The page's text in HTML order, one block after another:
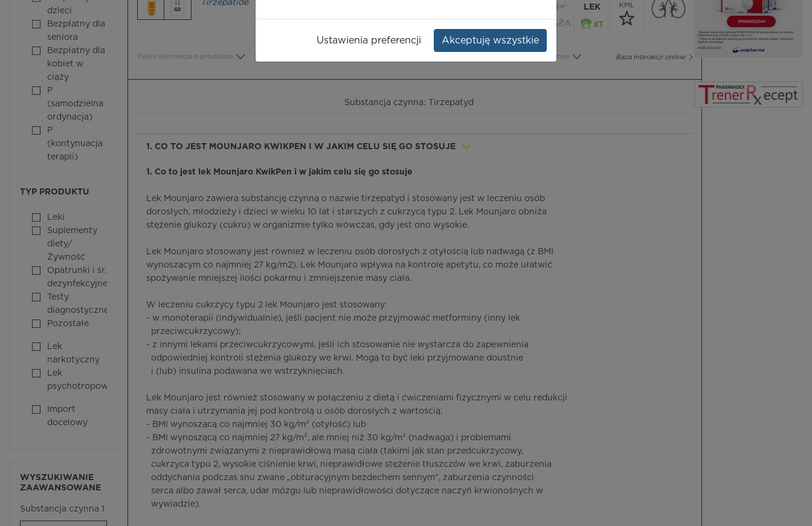
dzieci
Bezpłatny dla
seniora
Bezpłatny dla
kobiet w
ciąży
P
(samodzielna
ordynacja)
P
(kontynuacja
terapii)
TYP PRODUKTU
Leki
Suplementy
diety/
Żywność
Opatrunki i śr.
dezynfekcyjne
Testy
diagnostyczne
Pozostałe
Lek
narkotyczny
Lek
psychotropowy
Import
docelowy
WYSZUKIWANIE
ZAAWANSOWANE
Substancja czynna 1
Tirzepatide
65+
CIĄŻA
LEK
KML
Baza interakcji online
Pełna informacja o produkcie Inne
Substancja czynna: Tirzepatyd
1. CO TO JEST MOUNJARO KWIKPEN I W JAKIM CELU SIĘ GO STOSUJE
1. Co to jest lek Mounjaro KwikPen i w jakim celu się go stosuje
Lek Mounjaro zawiera substancję czynną o nazwie tirzepatyd i stosowany jest w leczeniu osób
dorosłych, młodzieży i dzieci w wieku 10 lat i starszych z cukrzycą typu 2. Lek Mounjaro obniża
stężenie glukozy (cukru) w organizmie tylko wówczas, gdy jest ono wysokie.
Lek Mounjaro stosowany jest również w leczeniu osób dorosłych z otyłością lub nadwagą (z BMI
wynoszącym co najmniej 27 kg/m2). Lek Mounjaro wpływa na kontrolę apetytu, co może ułatwić
spożywanie mniejszej ilości pokarmu i zmniejszenie masy ciała.
W leczeniu cukrzycy typu 2 lek Mounjaro jest stosowany:
- w monoterapii (indywidualnie), jeśli pacjent nie może przyjmować metforminy (inny lek
przeciwcukrzycowy);
- z innymi lekami przeciwcukrzycowymi, jeśli ich stosowanie nie wystarcza do zapewnienia
odpowiedniej kontroli stężenia glukozy we krwi. Mogą to być leki przyjmowane doustnie
i (lub) insulina podawana we wstrzyknięciach.
Lek Mounjaro jest również stosowany w połączeniu z dietą i ćwiczeniami fizycznymi w celu redukcji
masy ciała i utrzymania jej pod kontrolą u osób dorosłych z wartością:
- BMI wynoszącą co najmniej 30 kg/m² (otyłość) lub
- BMI wynoszącą co najmniej 27 kg/m², ale mniej niż 30 kg/m² (nadwaga) i problemami
zdrowotnymi związanymi z nieprawidłową masą ciała (takimi jak stan przedcukrzycowy,
cukrzyca typu 2, wysokie ciśnienie krwi, nieprawidłowe stężenie tłuszczów we krwi, zaburzenia
oddychania podczas snu zwane „obturacyjnym bezdechem sennym", zaburzenia czynności
serca albo zawał serca, udar mózgu lub nieprawidłowości dotyczące naczyń krwionośnych w
wywiadzie).
Ustawienia preferencji Akceptuję wszystkie